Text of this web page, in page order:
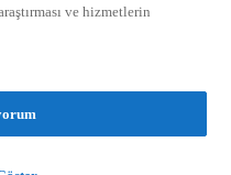
ve hizmetlerin